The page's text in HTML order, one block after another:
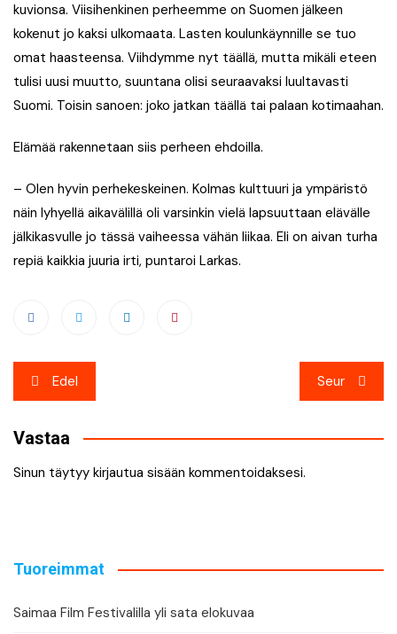
kuvionsa. Viisihenkinen perheemme on Suomen jälkeen
kokenut jo kaksi ulkomaata. Lasten koulunkäynnille se tuo
omat haasteensa. Viihdymme nyt täällä, mutta mikäli eteen
tulisi uusi muutto, suuntana olisi seuraavaksi luultavasti
Suomi. Toisin sanoen: joko jatkan täällä tai palaan kotimaahan.
Elämää rakennetaan siis perheen ehdoilla.
– Olen hyvin perhekeskeinen. Kolmas kulttuuri ja ympäristö
näin lyhyellä aikavälillä oli varsinkin vielä lapsuuttaan elävälle
jälkikasvulle jo tässä vaiheessa vähän liikaa. Eli on aivan turha
repiä kaikkia juuria irti, puntaroi Larkas.
Artikkelien
selaus
Edel Seur
Vastaa
Sinun täytyy kirjautua sisään kommentoidaksesi.
Tuoreimmat
Saimaa Film Festivalilla yli sata elokuvaa